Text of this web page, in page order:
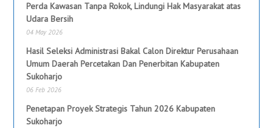
Perda Kawasan Tanpa Rokok, Lindungi Hak Masyarakat atas
Udara Bersih
04 May 2026
Hasil Seleksi Administrasi Bakal Calon Direktur Perusahaan
Umum Daerah Percetakan Dan Penerbitan Kabupaten
Sukoharjo
06 Feb 2026
Penetapan Proyek Strategis Tahun 2026 Kabupaten
Sukoharjo